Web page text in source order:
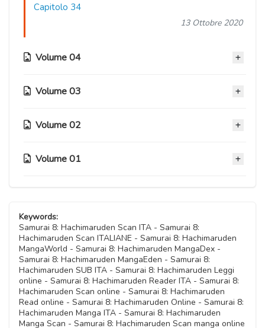
Capitolo 34
13 Ottobre 2020
Volume 04
Capitolo 33
13 Ottobre 2020
Capitolo 30
13 Ottobre 2020
Capitolo 29
13 Ottobre 2020
Capitolo 28
Volume 03
Capitolo 24
Capitolo 22
13 Ottobre 2020
Capitolo 21
13 Ottobre 2020
Capitolo 20
13 Ottobre 2020
Volume 02
Capitolo 15
13 Ottobre 2020
Capitolo 13
13 Ottobre 2020
Capitolo 12
13 Ottobre 2020
Volume 01
Capitolo 05
13 Ottobre 2020
Capitolo 04
13 Ottobre 2020
Keywords:
Samurai 8: Hachimaruden Scan ITA - Samurai 8:
Hachimaruden Scan ITALIANE - Samurai 8: Hachimaruden
MangaWorld - Samurai 8: Hachimaruden MangaDex -
Samurai 8: Hachimaruden MangaEden - Samurai 8:
Hachimaruden SUB ITA - Samurai 8: Hachimaruden Leggi
online - Samurai 8: Hachimaruden Reader ITA - Samurai 8:
Hachimaruden Scan online - Samurai 8: Hachimaruden
Read online - Samurai 8: Hachimaruden Online - Samurai 8:
Hachimaruden Manga ITA - Samurai 8: Hachimaruden
Manga Scan - Samurai 8: Hachimaruden Scan manga online